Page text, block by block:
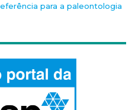
para a paleontologia